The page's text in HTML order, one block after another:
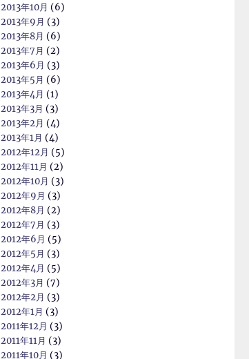
2013年10月 (6)
2013年9月 (3)
2013年8月 (6)
2013年7月 (2)
2013年6月 (3)
2013年5月 (6)
2013年4月 (1)
2013年3月 (3)
2013年2月 (4)
2013年1月 (4)
2012年12月 (5)
2012年11月 (2)
2012年10月 (3)
2012年9月 (3)
2012年8月 (2)
2012年7月 (3)
2012年6月 (5)
2012年5月 (3)
2012年4月 (5)
2012年3月 (7)
2012年2月 (3)
2012年1月 (3)
2011年12月 (3)
2011年11月 (3)
2011年10月 (3)